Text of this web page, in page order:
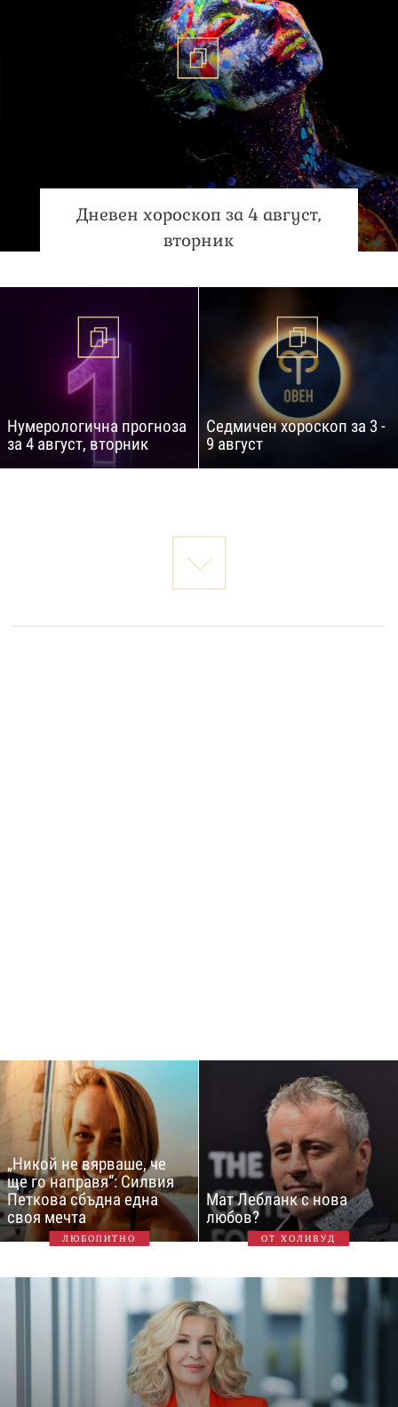
Дневен хороскоп за 4 август,
вторник
Нумерологична прогноза
за 4 август, вторник
Седмичен хороскоп за 3 -
9 август
„Никой не вярваше, че
ще го направя“: Силвия
Петкова сбъдна една
своя мечта
ЛЮБОПИТНО
Мат Лебланк с нова
любов?
ОТ ХОЛИВУД